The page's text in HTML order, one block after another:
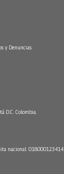
y Denuncias
D.C. Colombia.
nacional: 018000123414